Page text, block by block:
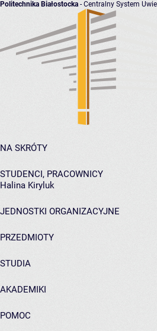
Politechnika Białostocka - Centralny System
NA SKRÓTY
STUDENCI, PRACOWNICY
Halina Kiryluk
JEDNOSTKI ORGANIZACYJNE
PRZEDMIOTY
STUDIA
AKADEMIKI
POMOC